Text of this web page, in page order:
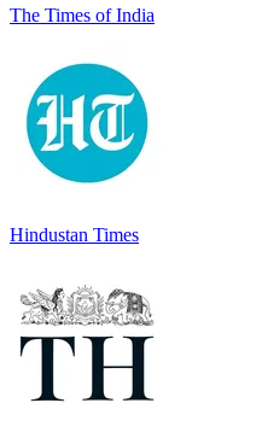
The Times of India
Hindustan Times